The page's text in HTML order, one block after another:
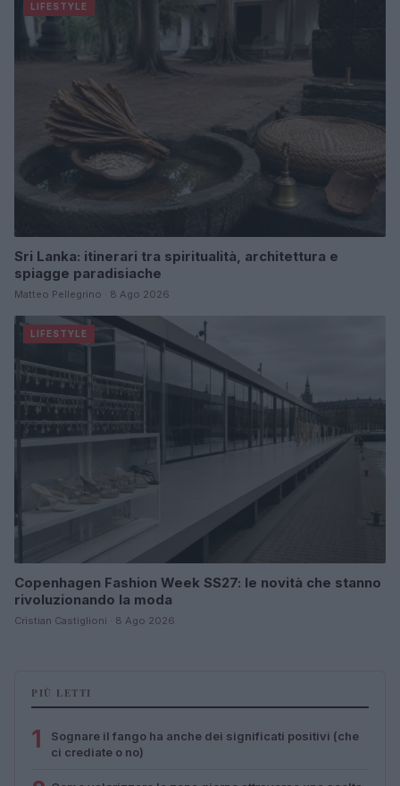
LIFESTYLE
Sri Lanka: itinerari tra spiritualità, architettura e
spiagge paradisiache
Matteo Pellegrino · 8 Ago 2026
LIFESTYLE
Copenhagen Fashion Week SS27: le novità che stanno
rivoluzionando la moda
Cristian Castiglioni · 8 Ago 2026
PIÙ LETTI
1
Sognare il fango ha anche dei significati positivi (che
ci crediate o no)